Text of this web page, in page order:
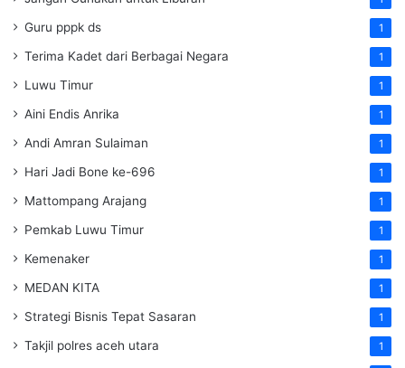
Guru pppk ds 1
Terima Kadet dari Berbagai Negara 1
Luwu Timur 1
Aini Endis Anrika 1
Andi Amran Sulaiman 1
Hari Jadi Bone ke-696 1
Mattompang Arajang 1
Pemkab Luwu Timur 1
Kemenaker 1
MEDAN KITA 1
Strategi Bisnis Tepat Sasaran 1
Takjil polres aceh utara 1